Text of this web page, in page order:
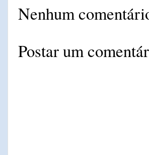
Nenhum
Postar um